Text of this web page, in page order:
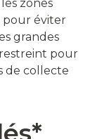
zones
pour éviter
grandes
pour
de collecte